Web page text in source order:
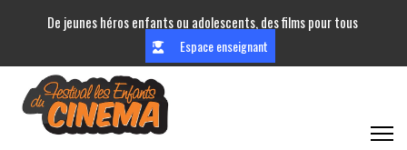
De jeunes héros enfants ou adolescents, des films pour tous
Espace enseignant